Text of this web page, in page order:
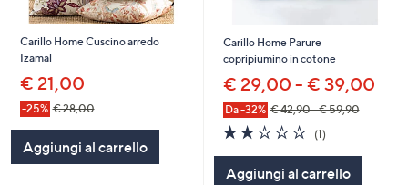
Carillo Home Cuscino arredo
Izamal
€ 21,00
-25% € 28,00
Aggiungi al carrello
Carillo Home Parure
copripiumino in cotone
€ 29,00 - € 39,00
Da -32% € 42,90 - € 59,90
2.0
of
5
Stars
(1)
Aggiungi al carrello